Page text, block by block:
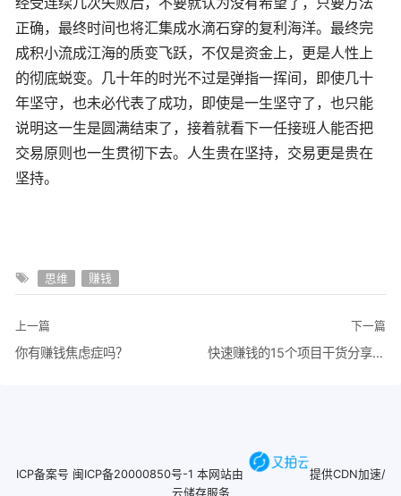
正确，最终时间也将汇集成水滴石穿的复利海洋。最终完
成积小流成江海的质变飞跃，不仅是资金上，更是人性上
的彻底蜕变。几十年的时光不过是弹指一挥间，即使几十
年坚守，也未必代表了成功，即使是一生坚守了，也只能
说明这一生是圆满结束了，接着就看下一任接班人能否把
交易原则也一生贯彻下去。人生贵在坚持，交易更是贵在
坚持。
思维 赚钱
上一篇
你有赚钱焦虑症吗？
下一篇
快速赚钱的15个项目干货分享，第一：QQ群+红包赚钱
ICP备案号 闽ICP备20000850号-1 本网站由
提供CDN加速/
云储存服务